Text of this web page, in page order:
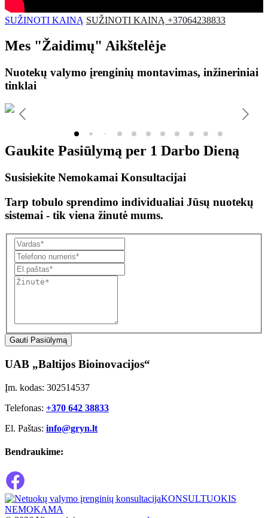
SUŽINOTI KAINĄ SUŽINOTI KAINĄ +37064238833
Mes "Žaidimų" Aikštelėje
Nuotekų valymo įrenginių montavimas, inžineriniai
tinklai
Gaukite Pasiūlymą per 1 Darbo Dieną
Susisiekite Nemokamai Konsultacijai
Tarp tobulo sprendimo individualiai Jūsų nuotekų
sistemai - tik viena žinutė mums.
Gauti Pasiūlymą
UAB „Baltijos Bioinovacijos“
Įm. kodas: 302514537
Telefonas: +370 642 38833
El. Paštas: info@gryn.lt
Bendraukime:
KONSULTUOKIS
NEMOKAMA